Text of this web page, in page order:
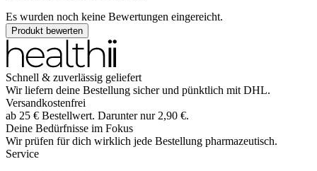
Es wurden noch keine Bewertungen eingereicht.
Produkt bewerten
Schnell & zuverlässig geliefert
Wir liefern deine Bestellung sicher und pünktlich mit DHL.
Versandkostenfrei
ab 25 € Bestellwert. Darunter nur 2,90 €.
Deine Bedürfnisse im Fokus
Wir prüfen für dich wirklich jede Bestellung pharmazeutisch.
Service